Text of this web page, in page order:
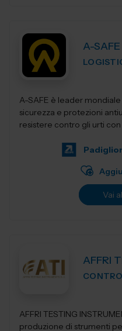
A-
A-SAFE è leader
sicurezza e protezioni
resistere contro gli urti
Vai
AFFRI
AFFRI TESTING
produzione di strumenti